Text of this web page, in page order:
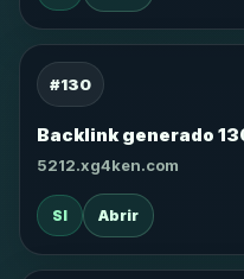
#130
Backlink generado
5212.xg4ken.com
SI Abrir